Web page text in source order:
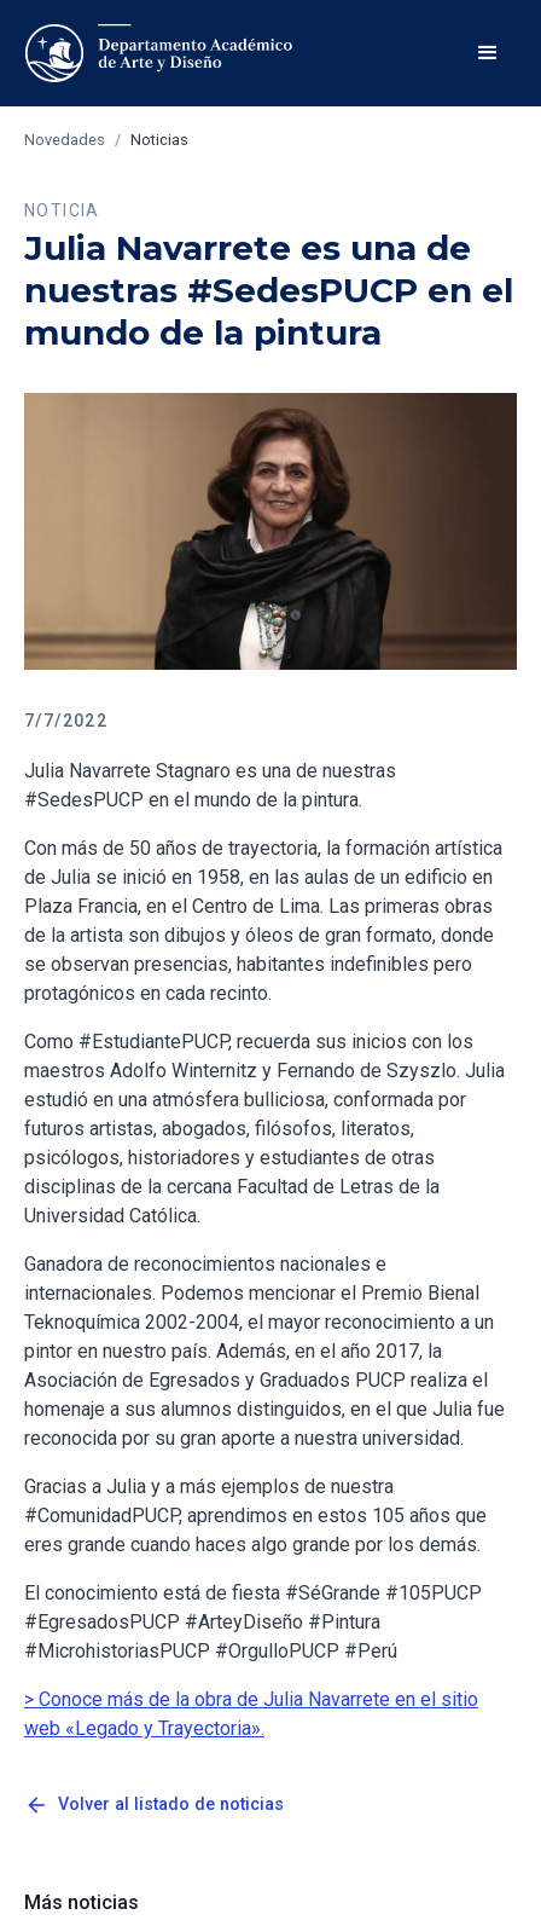
Novedades / Noticias
NOTICIA
Julia Navarrete es una de
nuestras #SedesPUCP en el
mundo de la pintura
7/7/2022
Julia Navarrete Stagnaro es una de nuestras
#SedesPUCP en el mundo de la pintura.
Con más de 50 años de trayectoria, la formación artística
de Julia se inició en 1958, en las aulas de un edificio en
Plaza Francia, en el Centro de Lima. Las primeras obras
de la artista son dibujos y óleos de gran formato, donde
se observan presencias, habitantes indefinibles pero
protagónicos en cada recinto.
Como #EstudiantePUCP, recuerda sus inicios con los
maestros Adolfo Winternitz y Fernando de Szyszlo. Julia
estudió en una atmósfera bulliciosa, conformada por
futuros artistas, abogados, filósofos, literatos,
psicólogos, historiadores y estudiantes de otras
disciplinas de la cercana Facultad de Letras de la
Universidad Católica.
Ganadora de reconocimientos nacionales e
internacionales. Podemos mencionar el Premio Bienal
Teknoquímica 2002-2004, el mayor reconocimiento a un
pintor en nuestro país. Además, en el año 2017, la
Asociación de Egresados y Graduados PUCP realiza el
homenaje a sus alumnos distinguidos, en el que Julia fue
reconocida por su gran aporte a nuestra universidad.
Gracias a Julia y a más ejemplos de nuestra
#ComunidadPUCP, aprendimos en estos 105 años que
eres grande cuando haces algo grande por los demás.
El conocimiento está de fiesta #SéGrande #105PUCP
#EgresadosPUCP #ArteyDiseño #Pintura
#MicrohistoriasPUCP #OrgulloPUCP #Perú
> Conoce más de la obra de Julia Navarrete en el sitio
web «Legado y Trayectoria».
arrow_back Volver al listado de noticias
Más noticias